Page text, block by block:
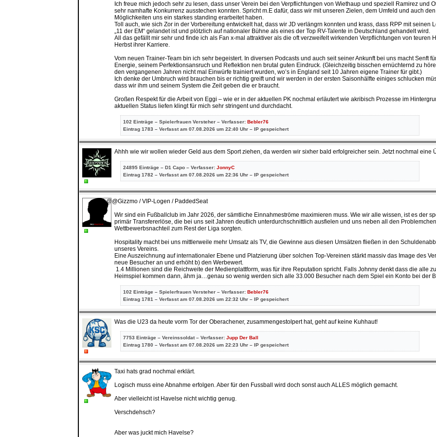
Ich freue mich jedoch sehr zu lesen, dass unser Verein bei den Verpflichtungen von Wiethaup und speziell Ramirez und
sehr namhafte Konkurrenz ausstechen konnten. Spricht m.E dafür, dass wir mit unseren Zielen, dem Umfeld und auch
Möglichkeiten uns ein starkes standing erarbeitet haben.
Toll auch, wie sich Zor in der Vorbereitung entwickelt hat, dass wir JD verlängrn konnten und krass, dass RPP mit seinen
„11 der EM“ gelandet ist und plötzlich auf nationaler Bühne als eines der Top RV-Talente in Deutschland gehandelt wird.
All das gefällt mir sehr und finde ich als Fan x-mal attraktiver als die oft verzweifelt wirkenden Verpflichtungen von teuren
Herbst ihrer Karriere.
Vom neuen Trainer-Team bin ich sehr begeistert. In diversen Podcasts und auch seit seiner Ankunft bei uns macht Senft
Energie, seinem Perfektionsansruch und Reflektion nen brutal guten Eindruck. (Gleichzeitig bisschen ernüchternd zu
den vergangenen Jahren nicht mal Einwürfe trainiert wurden, wo’s in England seit 10 Jahren eigene Trainer für gibt.)
Ich denke der Umbruch wird brauchen bis er richtig greift und wir werden in der ersten Saisonhälfte einiges schlucken
dass wir ihm und seinem System die Zeit geben die er braucht.
Großen Respekt für die Arbeit von Eggi – wie er in der aktuellen PK nochmal erläutert wie akribisch Prozesse im
aktuellen Status liefen klingt für mich sehr stringent und durchdacht.
102 Einträge – Spielerfrauen Versteher – Verfasser: Bebler76
Eintrag 1783 – Verfasst am 07.08.2026 um 22:40 Uhr – IP gespeichert
Ahhh wie wir wollen wieder Geld aus dem Sport ziehen, da werden wir sixher bald erfolgreicher sein. Jetzt nochmal eine
24895 Einträge – D1 Capo – Verfasser: JonnyC
Eintrag 1782 – Verfasst am 07.08.2026 um 22:36 Uhr – IP gespeichert
è@@Gizzmo / VIP-Logen / PaddedSeat
Wir sind ein Fußballclub im Jahr 2026, der sämtliche Einnahmeströme maximieren muss. Wie wir alle wissen, ist es der
primär Transfererlöse, die bei uns seit Jahren deutlich unterdurchschnittlich ausfielen und uns neben all den
Wettbewerbsnachteil zum Rest der Liga sorgten.
Hospitality macht bei uns mittlerweile mehr Umsatz als TV, die Gewinne aus diesen Umsätzen fließen in den
unseres Vereins.
Eine Auszeichnung auf internationaler Ebene und Platzierung über solchen Top-Vereinen stärkt massiv das Image des
neue Besucher an und erhöht b) den Werbewert.
1.4 Millionen sind die Reichweite der Medienplattform, was für ihre Reputation spricht. Falls Johnny denkt dass die alle
Heimspiel kommen dann, ähm ja…genau so wenig werden sich alle 33.000 Besucher nach dem Spiel ein Konto bei der
102 Einträge – Spielerfrauen Versteher – Verfasser: Bebler76
Eintrag 1781 – Verfasst am 07.08.2026 um 22:32 Uhr – IP gespeichert
Was die U23 da heute vorm Tor der Oberachener, zusammengestolpert hat, geht auf keine Kuhhaut!
7753 Einträge – Vereinssoldat – Verfasser: Jupp Der Ball
Eintrag 1780 – Verfasst am 07.08.2026 um 22:23 Uhr – IP gespeichert
Taxi hats grad nochmal erklärt.
Logisch muss eine Abnahme erfolgen. Aber für den Fussball wird doch sonst auch ALLES möglich gemacht.
Aber vielleicht ist Havelse nicht wichtig genug.
Verschdehsch?
Aber was juckt mich Havelse?